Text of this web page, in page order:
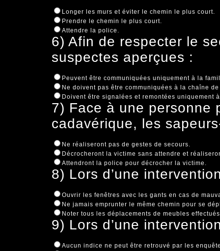
Longer les murs et éviter le chemin le plus court.
Prendre le chemin le plus court.
Attendre la police.
6) Afin de respecter le
suspectes aperçues :
Peuvent être communiquées uniquement à la
Ne doivent pas être communiquées à la chaîne
Doivent être signalées et remontées uniquement
7) Face à une personne
cadavérique, les
Ne réaliseront pas de gestes de secours.
Décrocheront la victime sans attendre et
Attendront la police pour décrocher la victime.
8) Lors d’une
Ouvrir les fenêtres avec les gants en cas de
Ne jamais emprunter le même chemin pour se
Noter tous les déplacements de meubles
9) Lors d’une
Aucun indice ne peut être retrouvé par les